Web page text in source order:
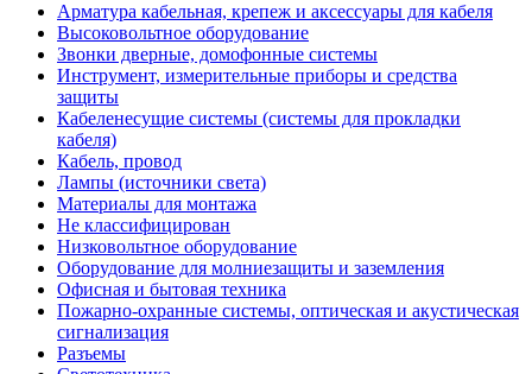
Арматура кабельная, крепеж и аксессуары для кабеля
Высоковольтное оборудование
Звонки дверные, домофонные системы
Инструмент, измерительные приборы и средства
защиты
Кабеленесущие системы (системы для прокладки
кабеля)
Кабель, провод
Лампы (источники света)
Материалы для монтажа
Не классифицирован
Низковольтное оборудование
Оборудование для молниезащиты и заземления
Офисная и бытовая техника
Пожарно-охранные системы, оптическая и акустическая
сигнализация
Разъемы